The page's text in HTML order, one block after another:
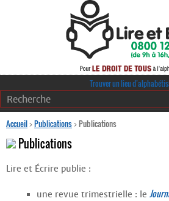
Trouver un lieu
Accueil>Publications>Publications
Publications
Lire et Écrire publie :
une revue trimestrielle : le